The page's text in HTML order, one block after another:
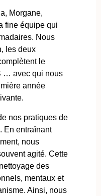
Morgane,
fine équipe qui
Nous
les deux
le
… avec qui nous
année
nos pratiques de
En entraînant
nous
agité. Cette
des
mentaux et
Ainsi, nous